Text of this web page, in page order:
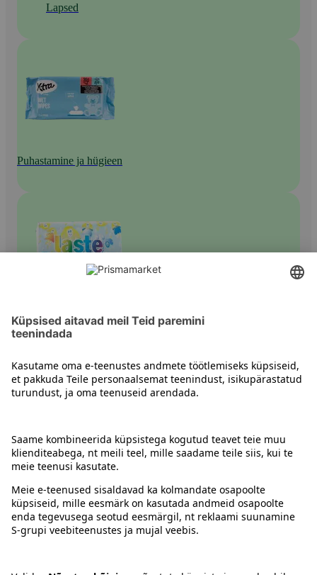
Lapsed
Puhastamine ja hügieen
Beebide nahahooldustooted
Juhised
Tingimused